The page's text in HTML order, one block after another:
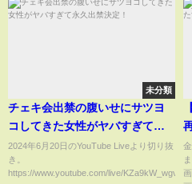
未分類
チェキ会出禁の腹いせにサツヨ
コしてきた女性がヤバすぎて永
久出禁決定！
2024年6月20日のYouTube Liveより切り抜
き。
https://www.youtube.com/live/KZa9kW_wgv...